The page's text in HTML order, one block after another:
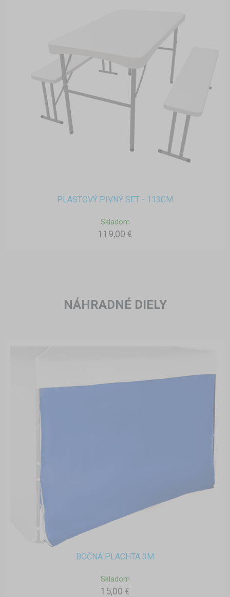
PLASTOVÝ PIVNÝ SET - 113CM
Skladom
119,00 €
NÁHRADNÉ DIELY
BOČNÁ PLACHTA 3M
Skladom
15,00 €